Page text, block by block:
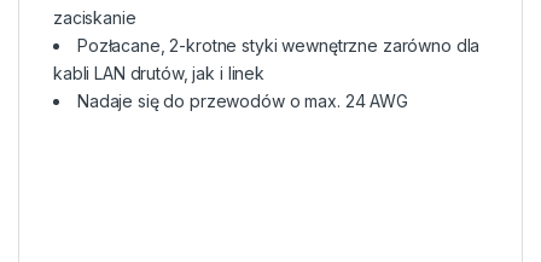
zaciskanie
Pozłacane, 2-krotne styki wewnętrzne zarówno dla
kabli LAN drutów, jak i linek
Nadaje się do przewodów o max. 24 AWG